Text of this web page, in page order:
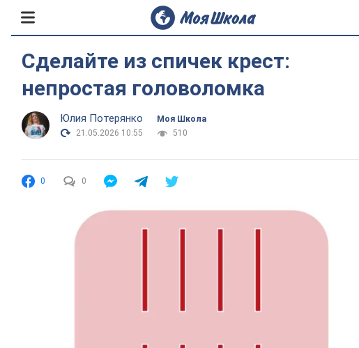
Сделайте из спичек крест:
непростая головоломка
Юлия Потерянко
Моя Школа
21.05.2026 10:55
510
0 0